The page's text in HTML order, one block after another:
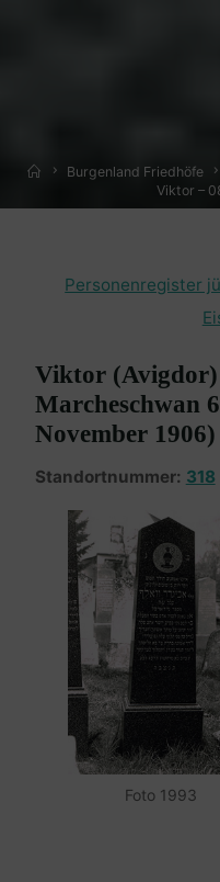
HomeBurgenland Friedhöfe
Viktor –
Personenregister
Viktor (Avigdor)
Marcheschwan
November 1906)
Standortnummer: 318
Foto 1993